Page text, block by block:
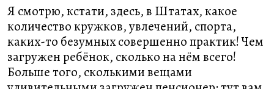
Я смотрю, кстати, здесь, в Штатах, какое
количество кружков, увлечений, спорта,
каких-то безумных совершенно практик! Чем
загружен ребёнок, сколько на нём всего!
Больше того, сколькими вещами